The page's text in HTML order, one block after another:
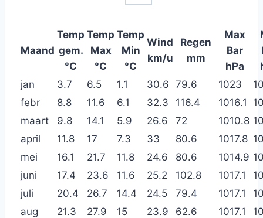
Maand
Temp
gem.
°C
Temp
Max
°C
Temp
Min
°C
Wind
km/u
Regen
mm
Max
Bar
hPa
jan
3.7 6.5 1.1 30.6 79.6 1023
febr
8.8 11.6 6.1 32.3 116.4 1016.1
maart
9.8 14.1 5.9 26.6 72 1010.8
april
11.8 17 7.3 33 80.6 1017.8
mei
16.1 21.7 11.8 24.6 80.6 1014.9
juni
17.4 23.6 11.6 25.2 102.8 1017.1
juli
20.4 26.7 14.4 24.5 79.4 1017.1
aug
21.3 27.9 15 23.9 62.6 1017.1